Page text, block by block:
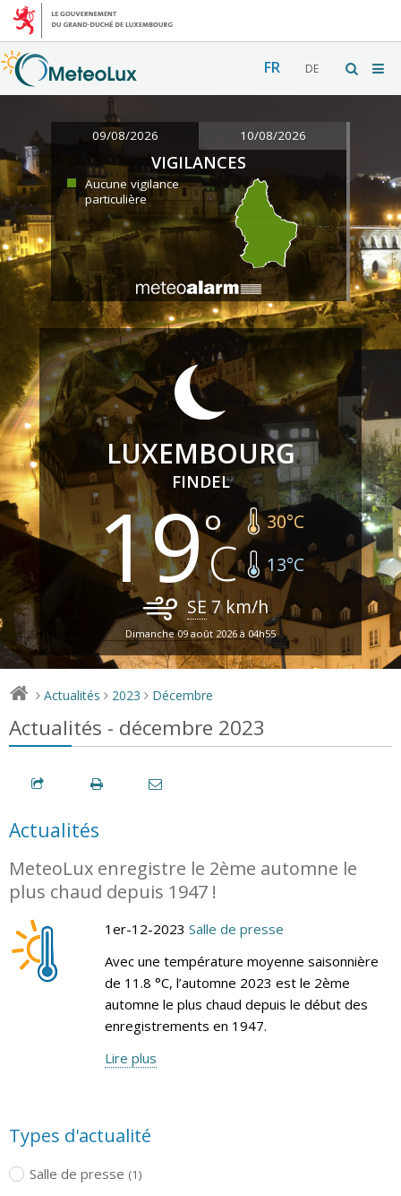
FR DE
09/08/2026 10/08/2026
VIGILANCES
Aucune vigilance
particulière
LUXEMBOURG
FINDEL
19 30°C
13°C
SE7km/h
Dimanche 09 août 2026 à 04h55
> Actualités > 2023 > Décembre
Actualités - décembre 2023
Actualités
MeteoLux enregistre le 2ème automne le
plus chaud depuis 1947 !
1er-12-2023 Salle de presse
Avec une température moyenne saisonnière
de 11.8 °C, l’automne 2023 est le 2ème
automne le plus chaud depuis le début des
enregistrements en 1947.
Lire plus
Types d'actualité
Salle de presse (1)